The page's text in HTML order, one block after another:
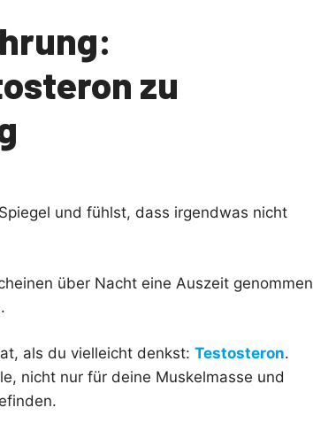
zu
und fühlst, dass irgendwas nicht
über Nacht eine Auszeit genommen
als du vielleicht denkst: Testosteron.
nicht nur für deine Muskelmasse und